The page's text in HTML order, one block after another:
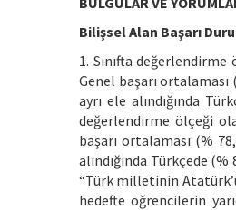
Bilişsel Alan Başarı
1. Sınıfta
Genel başarı ortalaması
ayrı ele alındığında
değerlendirme ölçeği
başarı ortalaması (%
alındığında Türkçede
“Türk milletinin
hedefte öğrencilerin